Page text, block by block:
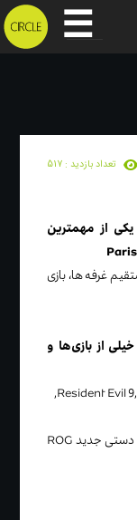
☰
تعداد بازدید : 517
از مهمترین
غرفه ‌ها، بازی
از بازی‌ها و
Resident Evil
غرفه‌های Xbox، Microsoft، ASUS و کنسول دستی جدید ROG